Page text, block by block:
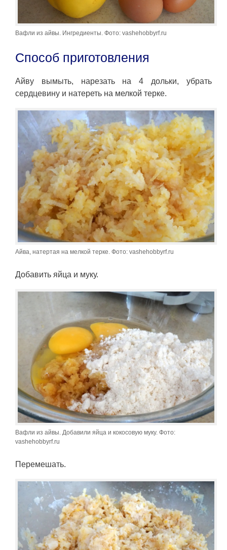
Вафли из айвы. Ингредиенты. Фото: vashehobbyrf.ru
Способ приготовления
Айву вымыть, нарезать на 4 дольки, убрать
сердцевину и натереть на мелкой терке.
Айва, натертая на мелкой терке. Фото: vashehobbyrf.ru
Добавить яйца и муку.
Вафли из айвы. Добавили яйца и кокосовую муку. Фото:
vashehobbyrf.ru
Перемешать.